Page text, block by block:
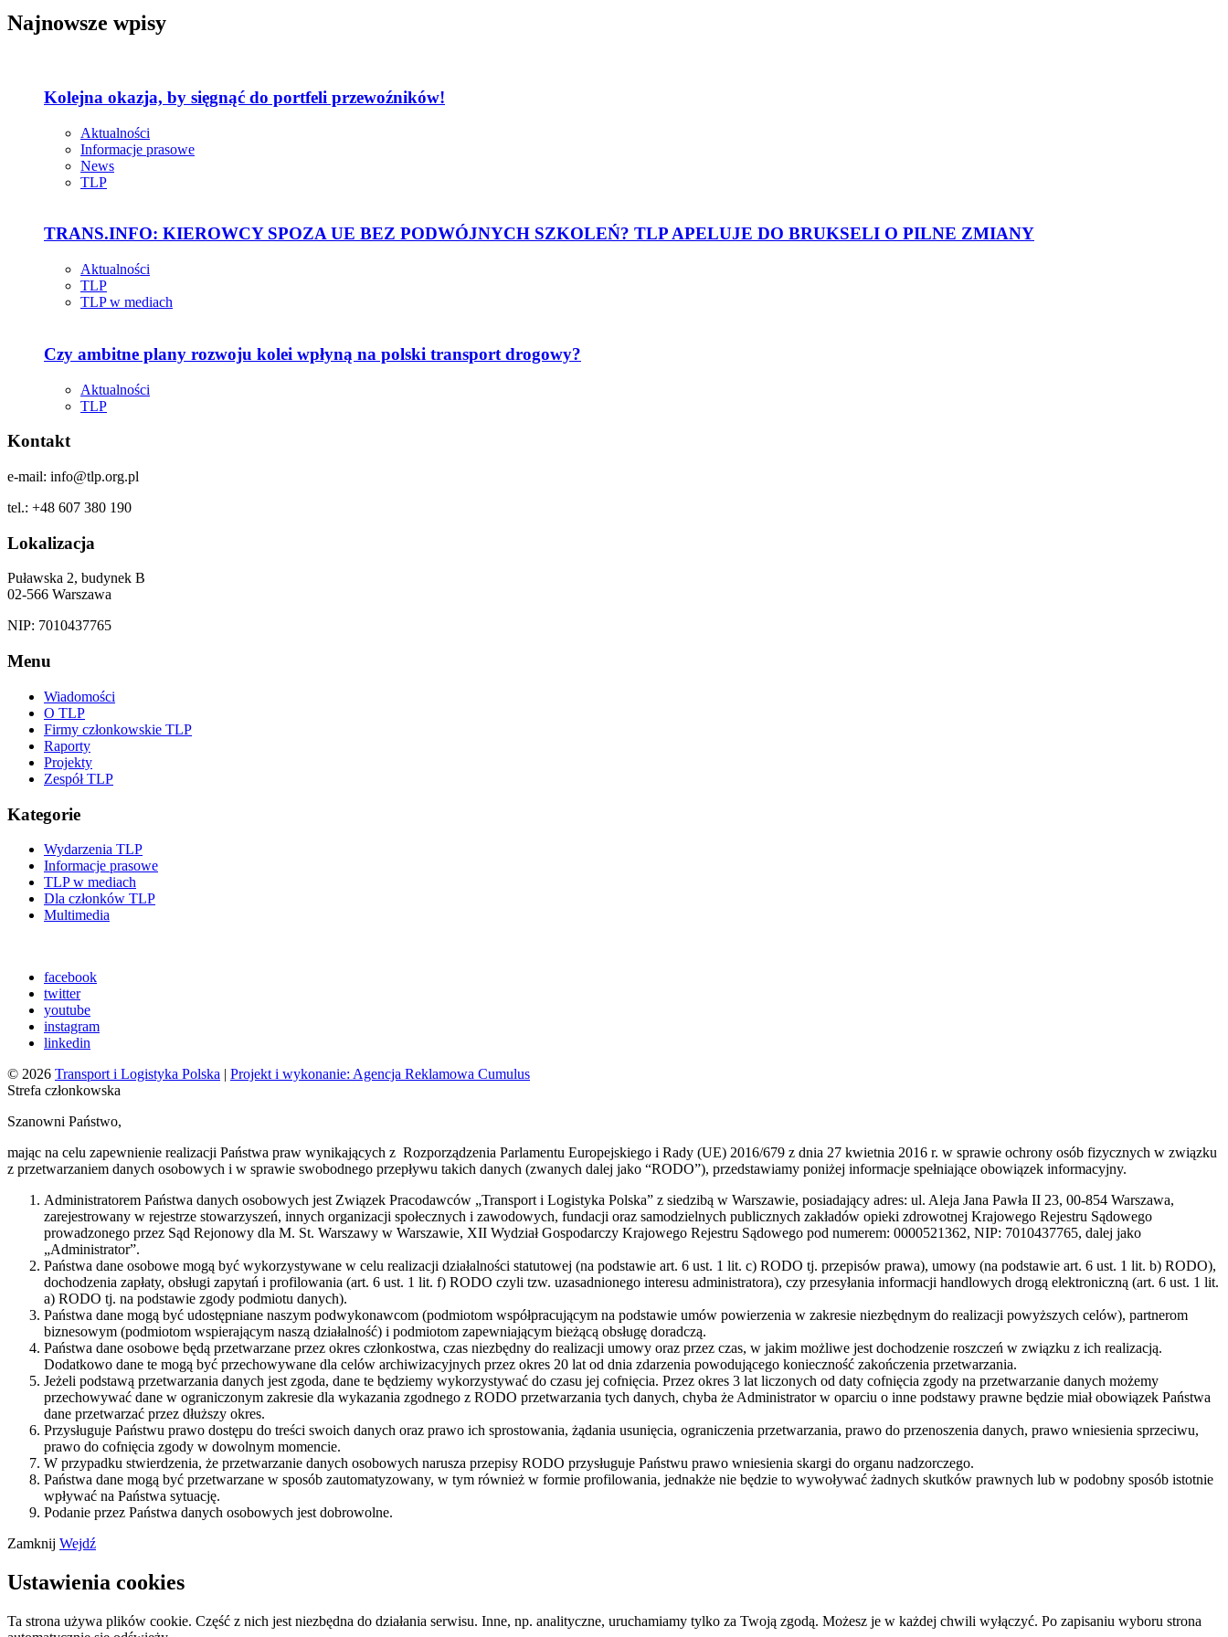
Najnowsze wpisy
Kolejna okazja, by sięgnąć do portfeli przewoźników!
Aktualności
Informacje prasowe
News
TLP
TRANS.INFO: KIEROWCY SPOZA UE BEZ PODWÓJNYCH SZKOLEŃ? TLP APELUJE DO BRUKSELI O PILNE ZMIANY
Aktualności
TLP
TLP w mediach
Czy ambitne plany rozwoju kolei wpłyną na polski transport drogowy?
Aktualności
TLP
Kontakt
e-mail: info@tlp.org.pl
tel.: +48 607 380 190
Lokalizacja
Puławska 2, budynek B
02-566 Warszawa
NIP: 7010437765
Menu
Wiadomości
O TLP
Firmy członkowskie TLP
Raporty
Projekty
Zespół TLP
Kategorie
Wydarzenia TLP
Informacje prasowe
TLP w mediach
Dla członków TLP
Multimedia
facebook
twitter
youtube
instagram
linkedin
© 2026 Transport i Logistyka Polska | Projekt i wykonanie: Agencja Reklamowa Cumulus
Strefa członkowska
Szanowni Państwo,
mając na celu zapewnienie realizacji Państwa praw wynikających z Rozporządzenia Parlamentu Europejskiego i Rady (UE) 2016/679 z dnia 27 kwietnia 2016 r. w sprawie ochrony osób fizycznych w związku
z przetwarzaniem danych osobowych i w sprawie swobodnego przepływu takich danych (zwanych dalej jako “RODO”), przedstawiamy poniżej informacje spełniające obowiązek informacyjny.
Administratorem Państwa danych osobowych jest Związek Pracodawców „Transport i Logistyka Polska” z siedzibą w Warszawie, posiadający adres: ul. Aleja Jana Pawła II 23, 00-854 Warszawa,
zarejestrowany w rejestrze stowarzyszeń, innych organizacji społecznych i zawodowych, fundacji oraz samodzielnych publicznych zakładów opieki zdrowotnej Krajowego Rejestru Sądowego
prowadzonego przez Sąd Rejonowy dla M. St. Warszawy w Warszawie, XII Wydział Gospodarczy Krajowego Rejestru Sądowego pod numerem: 0000521362, NIP: 7010437765, dalej jako
„Administrator”.
Państwa dane osobowe mogą być wykorzystywane w celu realizacji działalności statutowej (na podstawie art. 6 ust. 1 lit. c) RODO tj. przepisów prawa), umowy (na podstawie art. 6 ust. 1 lit. b) RODO),
dochodzenia zapłaty, obsługi zapytań i profilowania (art. 6 ust. 1 lit. f) RODO czyli tzw. uzasadnionego interesu administratora), czy przesyłania informacji handlowych drogą elektroniczną (art. 6 ust. 1 lit.
a) RODO tj. na podstawie zgody podmiotu danych).
Państwa dane mogą być udostępniane naszym podwykonawcom (podmiotom współpracującym na podstawie umów powierzenia w zakresie niezbędnym do realizacji powyższych celów), partnerom
biznesowym (podmiotom wspierającym naszą działalność) i podmiotom zapewniającym bieżącą obsługę doradczą.
Państwa dane osobowe będą przetwarzane przez okres członkostwa, czas niezbędny do realizacji umowy oraz przez czas, w jakim możliwe jest dochodzenie roszczeń w związku z ich realizacją.
Dodatkowo dane te mogą być przechowywane dla celów archiwizacyjnych przez okres 20 lat od dnia zdarzenia powodującego konieczność zakończenia przetwarzania.
Jeżeli podstawą przetwarzania danych jest zgoda, dane te będziemy wykorzystywać do czasu jej cofnięcia. Przez okres 3 lat liczonych od daty cofnięcia zgody na przetwarzanie danych możemy
przechowywać dane w ograniczonym zakresie dla wykazania zgodnego z RODO przetwarzania tych danych, chyba że Administrator w oparciu o inne podstawy prawne będzie miał obowiązek Państwa
dane przetwarzać przez dłuższy okres.
Przysługuje Państwu prawo dostępu do treści swoich danych oraz prawo ich sprostowania, żądania usunięcia, ograniczenia przetwarzania, prawo do przenoszenia danych, prawo wniesienia sprzeciwu,
prawo do cofnięcia zgody w dowolnym momencie.
W przypadku stwierdzenia, że przetwarzanie danych osobowych narusza przepisy RODO przysługuje Państwu prawo wniesienia skargi do organu nadzorczego.
Państwa dane mogą być przetwarzane w sposób zautomatyzowany, w tym również w formie profilowania, jednakże nie będzie to wywoływać żadnych skutków prawnych lub w podobny sposób istotnie
wpływać na Państwa sytuację.
Podanie przez Państwa danych osobowych jest dobrowolne.
Zamknij Wejdź
Ustawienia cookies
Ta strona używa plików cookie. Część z nich jest niezbędna do działania serwisu. Inne, np. analityczne, uruchamiamy tylko za Twoją zgodą. Możesz je w każdej chwili wyłączyć. Po zapisaniu wyboru strona